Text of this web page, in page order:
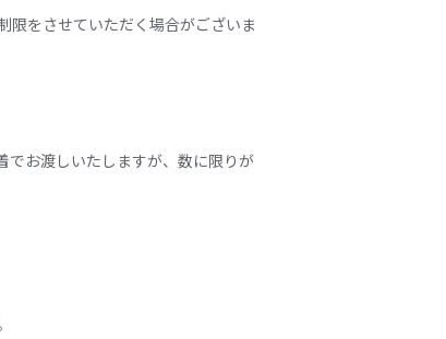
限をさせていただく場合がございま
でお渡しいたしますが、数に限りが